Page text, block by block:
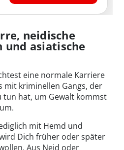
neidische
und asiatische
eine normale Karriere
mit kriminellen Gangs, der
tun hat, um Gewalt kommst
mit Hemd und
Dich früher oder später
Aus Neid oder